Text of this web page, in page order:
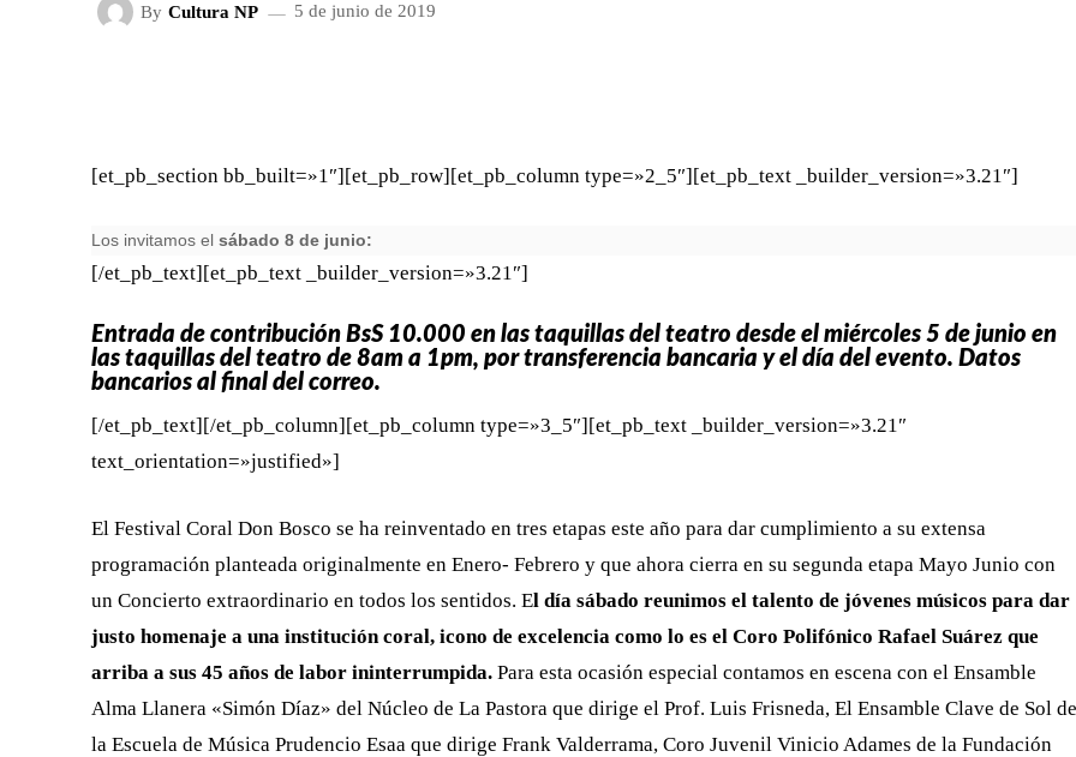
By Cultura NP 5 de junio de 2019
[et_pb_section bb_built=»1″][et_pb_row][et_pb_column type=»2_5″][et_pb_text _builder_version=»3.21″]
Los invitamos el sábado 8 de junio:
[/et_pb_text][et_pb_text _builder_version=»3.21″]
Entrada de contribución BsS 10.000 en las taquillas del teatro desde el miércoles 5 de junio en
las taquillas del teatro de 8am a 1pm, por transferencia bancaria y el día del evento. Datos
bancarios al final del correo.
[/et_pb_text][/et_pb_column][et_pb_column type=»3_5″][et_pb_text _builder_version=»3.21″
text_orientation=»justified»]
El Festival Coral Don Bosco se ha reinventado en tres etapas este año para dar cumplimiento a su extensa
programación planteada originalmente en Enero- Febrero y que ahora cierra en su segunda etapa Mayo Junio con
un Concierto extraordinario en todos los sentidos. El día sábado reunimos el talento de jóvenes músicos para dar
justo homenaje a una institución coral, icono de excelencia como lo es el Coro Polifónico Rafael Suárez que
arriba a sus 45 años de labor ininterrumpida. Para esta ocasión especial contamos en escena con el Ensamble
Alma Llanera «Simón Díaz» del Núcleo de La Pastora que dirige el Prof. Luis Frisneda, El Ensamble Clave de Sol de
la Escuela de Música Prudencio Esaa que dirige Frank Valderrama, Coro Juvenil Vinicio Adames de la Fundación